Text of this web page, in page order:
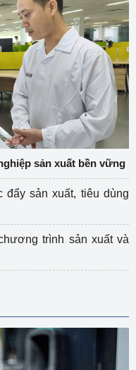
sản xuất bền vững
đẩy sản xuất, tiêu dùng
trình sản xuất và